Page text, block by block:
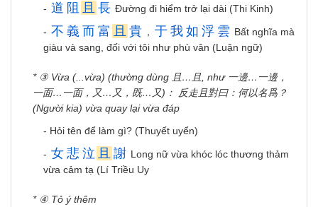
- 道 阻 且 長 Đường đi hiểm trở lại dài (Thi Kinh)
- 不 義 而 富 且 貴 ， 于 我 如 浮 雲 Bất nghĩa mà
giàu và sang, đối với tôi như phù vân (Luận ngữ)
* ③ Vừa (...vừa) (thường dùng 且…且, như 一邊…一邊，
一面…一面，又…又，既…又)： 反走且對曰：何以名爲？
(Người kia) vừa quay lại vừa đáp
- Hỏi tên để làm gì? (Thuyết uyển)
- 女 悲 泣 且 謝 Long nữ vừa khóc lóc thương thảm
vừa cảm tạ (Lí Triều Uy
* ④ Tỏ ý thêm